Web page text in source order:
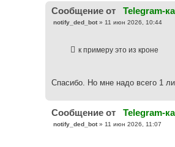
Cообщение от Telegram-
С
е
notify_ded_bot» 11 июн 2026, 10:44
к примеру это из кроне
Спасибо. Но мне надо всего 1
Cообщение от Telegram-
Сnotify_ded_bot» 11 июн 2026, 11:07